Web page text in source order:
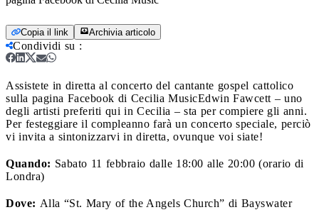
Copia il link Archivia articolo
Condividi su :
Assistete in diretta al concerto del cantante gospel cattolico
sulla pagina Facebook di Cecilia MusicEdwin Fawcett – uno
degli artisti preferiti qui in Cecilia – sta per compiere gli anni.
Per festeggiare il compleanno farà un concerto speciale, perciò
vi invita a sintonizzarvi in diretta, ovunque voi siate!
Quando: Sabato 11 febbraio dalle 18:00 alle 20:00 (orario di
Londra)
Dove: Alla “St. Mary of the Angels Church” di Bayswater